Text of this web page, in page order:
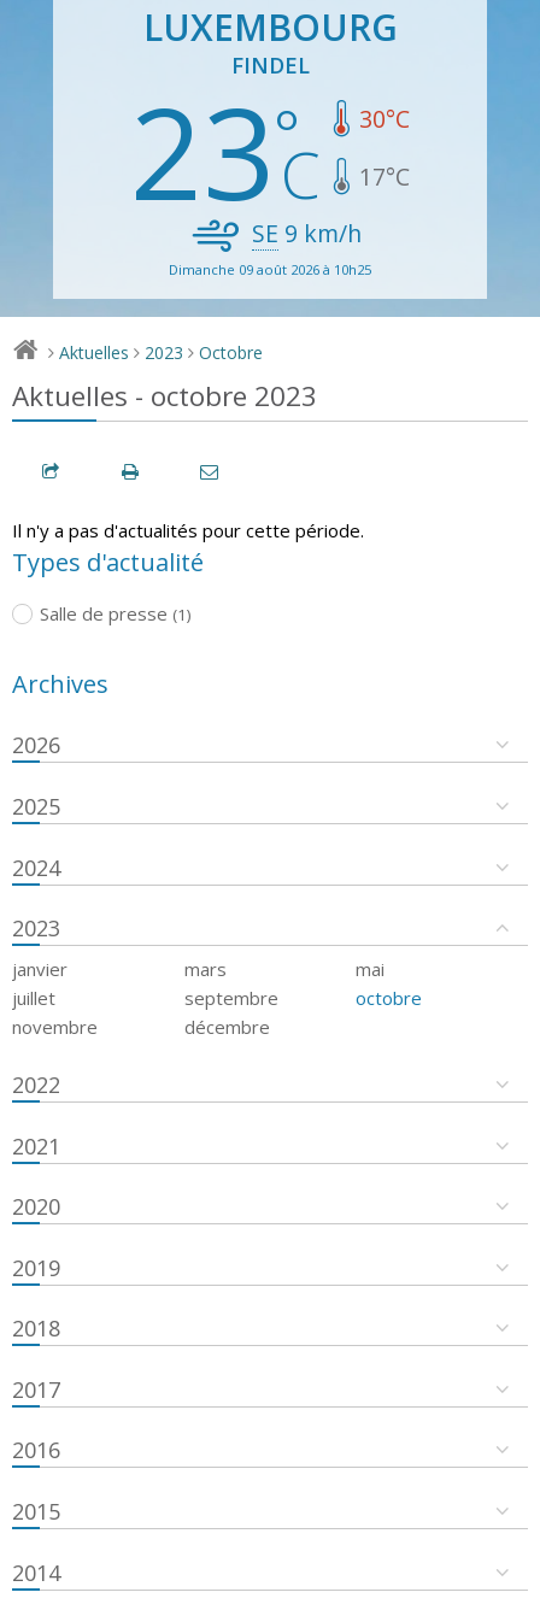
LUXEMBOURG
FINDEL
23 30°C
17°C
SE 9 km/h
Dimanche 09 août 2026 à 10h25
> Aktuelles > 2023 > Octobre
Aktuelles - octobre 2023
Il n'y a pas d'actualités pour cette période.
Types d'actualité
Salle de presse (1)
Archives
2026
2025
2024
2023
janvier mars
mai
juillet
septembre
octobre
novembre
décembre
2022
2021
2020
2019
2018
2017
2016
2015
2014